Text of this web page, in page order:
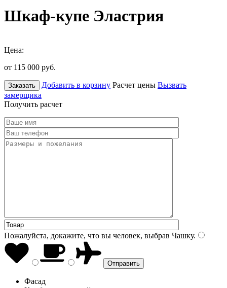
Шкаф-купе Эластрия
Цена:
от 115 000 руб.
Заказать Добавить в корзину Расчет цены Вызвать
замерщика
Получить расчет
Пожалуйста, докажите, что вы человек, выбрав Чашку.
Фасад